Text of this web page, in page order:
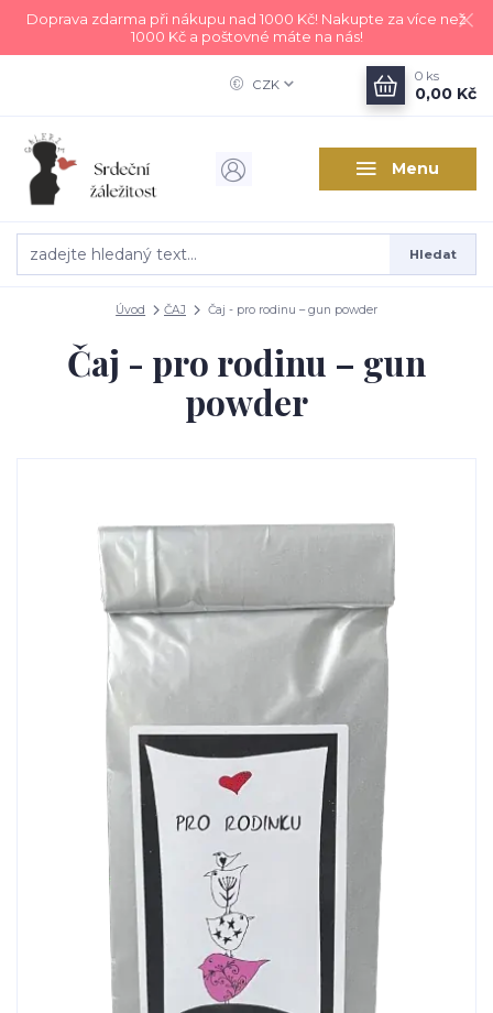
Doprava zdarma při nákupu nad 1000 Kč! Nakupte za více než
1000 Kč a poštovné máte na nás!
Menu
CZK
Hledat
0 ks
0,00 Kč
Úvod ČAJ Čaj - pro rodinu – gun powder
Čaj - pro rodinu – gun
powder